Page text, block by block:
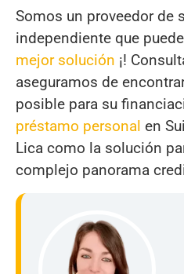
Somos un proveedor de
independiente que
mejor solución ¡!
aseguramos de
posible para su
préstamo personal en
Lica como la solución
complejo panorama